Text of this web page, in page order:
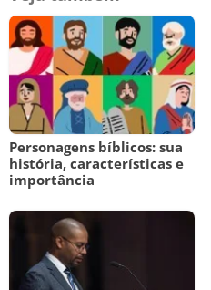
Personagens bíblicos: sua
história, características e
importância